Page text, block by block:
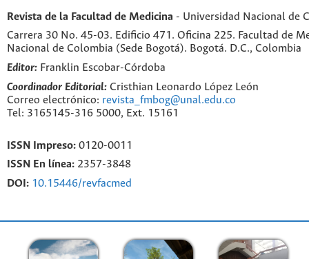
Revista de la Facultad de Medicina - Universidad Nacional de
Carrera 30 No. 45-03. Edificio 471. Oficina 225. Facultad de
Nacional de Colombia (Sede Bogotá). Bogotá. D.C., Colombia
Editor: Franklin Escobar-Córdoba
Coordinador Editorial: Cristhian Leonardo López León
Correo electrónico: revista_fmbog@unal.edu.co
Tel: 3165145-316 5000, Ext. 15161
ISSN Impreso: 0120-0011
ISSN En línea: 2357-3848
DOI: 10.15446/revfacmed